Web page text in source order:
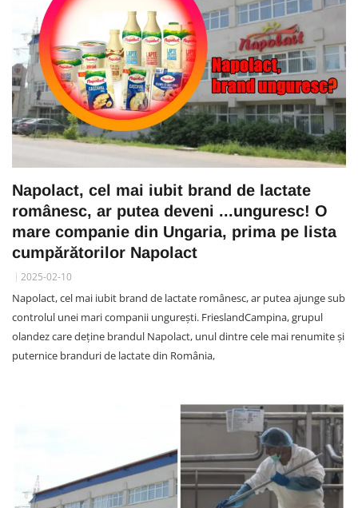
Napolact, cel mai iubit brand de lactate
românesc, ar putea deveni ...unguresc! O
mare companie din Ungaria, prima pe lista
cumpărătorilor Napolact
2025-02-10
Napolact, cel mai iubit brand de lactate românesc, ar putea ajunge sub
controlul unei mari companii ungurești. FrieslandCampina, grupul
olandez care deține brandul Napolact, unul dintre cele mai renumite și
puternice branduri de lactate din România,